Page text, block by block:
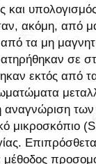
και
ακόμη, από
τα μη
σε
εκτός από
αναγνώριση
μικροσκόπιο
μέθοδος